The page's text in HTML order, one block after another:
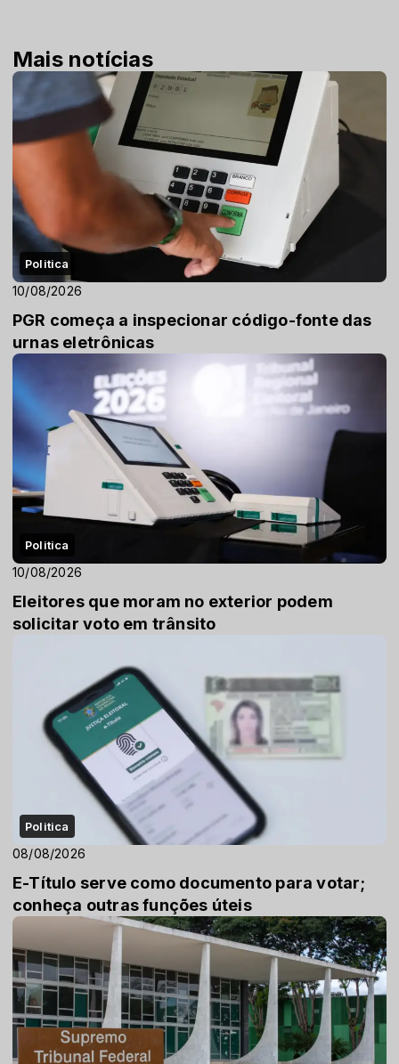
Mais notícias
Politica
10/08/2026
PGR começa a inspecionar código-fonte das
urnas eletrônicas
Politica
10/08/2026
Eleitores que moram no exterior podem
solicitar voto em trânsito
Politica
08/08/2026
E-Título serve como documento para votar;
conheça outras funções úteis